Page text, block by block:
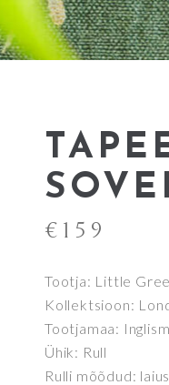
€ 159
Tootja: Little
Kollektsioon:
Tootjamaa:
Ühik: Rull
Rulli mõõdud: